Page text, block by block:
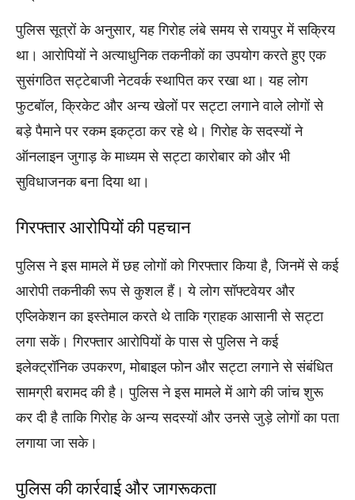
पुलिस सूत्रों के अनुसार, यह गिरोह लंबे समय से रायपुर में सक्रिय
था। आरोपियों ने अत्याधुनिक तकनीकों का उपयोग करते हुए एक
सुसंगठित सट्टेबाजी नेटवर्क स्थापित कर रखा था। यह लोग
फुटबॉल, क्रिकेट और अन्य खेलों पर सट्टा लगाने वाले लोगों से
बड़े पैमाने पर रकम इकट्ठा कर रहे थे। गिरोह के सदस्यों ने
ऑनलाइन जुगाड़ के माध्यम से सट्टा कारोबार को और भी
सुविधाजनक बना दिया था।
गिरफ्तार आरोपियों की पहचान
पुलिस ने इस मामले में छह लोगों को गिरफ्तार किया है, जिनमें से कई
आरोपी तकनीकी रूप से कुशल हैं। ये लोग सॉफ्टवेयर और
एप्लिकेशन का इस्तेमाल करते थे ताकि ग्राहक आसानी से सट्टा
लगा सकें। गिरफ्तार आरोपियों के पास से पुलिस ने कई
इलेक्ट्रॉनिक उपकरण, मोबाइल फोन और सट्टा लगाने से संबंधित
सामग्री बरामद की है। पुलिस ने इस मामले में आगे की जांच शुरू
कर दी है ताकि गिरोह के अन्य सदस्यों और उनसे जुड़े लोगों का पता
लगाया जा सके।
पुलिस की कार्रवाई और जागरूकता